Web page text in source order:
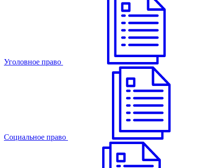
Уголовное право
Cоциальное право